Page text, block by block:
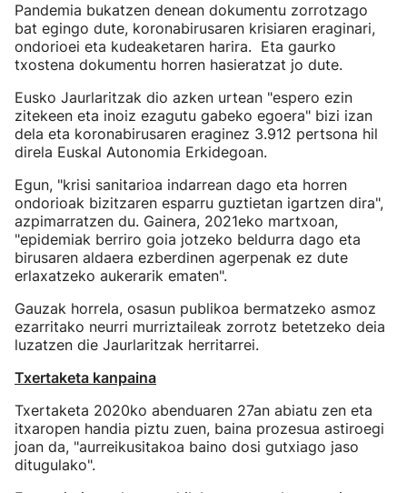
Pandemia bukatzen denean dokumentu zorrotzago
bat egingo dute, koronabirusaren krisiaren eraginari,
ondorioei eta kudeaketaren harira. Eta gaurko
txostena dokumentu horren hasieratzat jo dute.
Eusko Jaurlaritzak dio azken urtean "espero ezin
zitekeen eta inoiz ezagutu gabeko egoera" bizi izan
dela eta koronabirusaren eraginez 3.912 pertsona hil
direla Euskal Autonomia Erkidegoan.
Egun, "krisi sanitarioa indarrean dago eta horren
ondorioak bizitzaren esparru guztietan igartzen dira",
azpimarratzen du. Gainera, 2021eko martxoan,
"epidemiak berriro goia jotzeko beldurra dago eta
birusaren aldaera ezberdinen agerpenak ez dute
erlaxatzeko aukerarik ematen".
Gauzak horrela, osasun publikoa bermatzeko asmoz
ezarritako neurri murriztaileak zorrotz betetzeko deia
luzatzen die Jaurlaritzak herritarrei.
Txertaketa kanpaina
Txertaketa 2020ko abenduaren 27an abiatu zen eta
itxaropen handia piztu zuen, baina prozesua astiroegi
joan da, "aurreikusitakoa baino dosi gutxiago jaso
ditugulako".